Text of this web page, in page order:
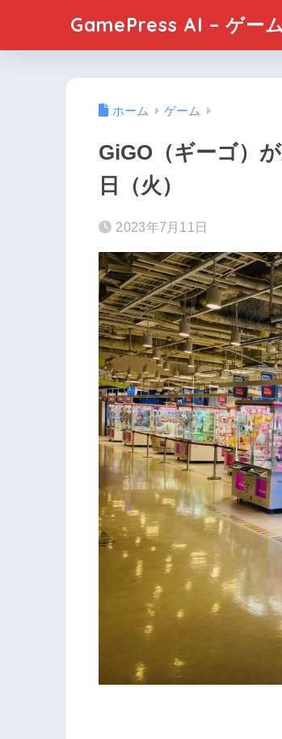
GamePress AI – ゲー
ホーム ゲーム
GiGO（ギーゴ）
日（火）
2023年7月11日